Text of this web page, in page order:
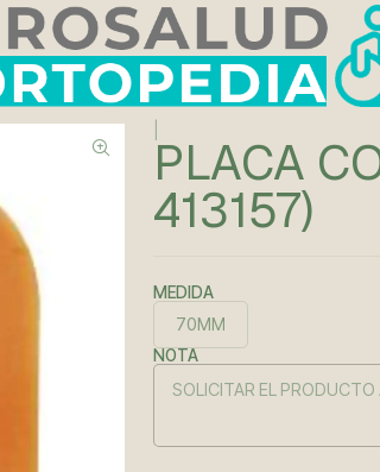
Este es el texto del slide
PLACA
413157)
MEDIDA
70MM
NOTA